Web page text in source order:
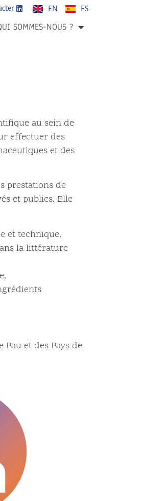
EN ES
SOMMES-NOUS ?
au sein de
effectuer des
et des
prestations de
et publics. Elle
et technique,
la littérature
et des Pays de